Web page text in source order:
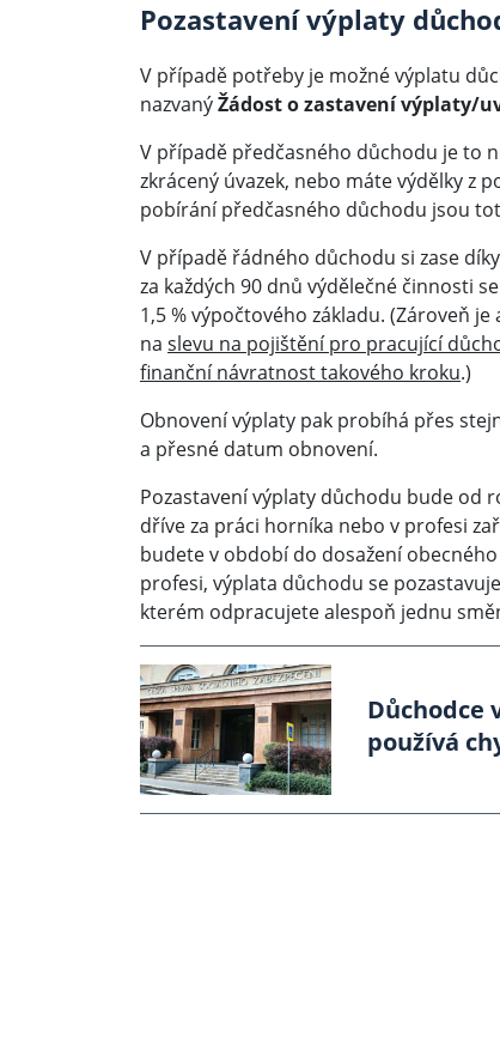
Pozastavení výplaty
V případě potřeby je možné výplatu
nazvanýŽádost o zastavení výplaty/
V případě předčasného důchodu je to
zkrácený úvazek, nebo máte výdělky z
pobírání předčasného důchodu jsou
V případě řádného důchodu si zase
za každých 90 dnů výdělečné činnosti
1,5 % výpočtového základu. (Zároveň
na slevu na pojištění pro pracující
finanční návratnost takového kroku.)
Obnovení výplaty pak probíhá přes
a přesné datum obnovení.
Pozastavení výplaty důchodu bude od
dříve za práci horníka nebo v profesi
budete v období do dosažení
profesi, výplata důchodu se
kterém odpracujete alespoň jednu
Důchodce
používá